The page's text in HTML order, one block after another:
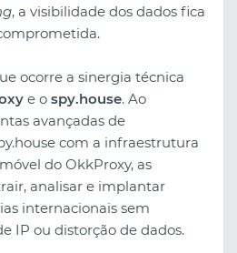
, a visibilidade dos dados fica
ocorre a sinergia técnica
e o spy.house. Ao
avançadas de
com a infraestrutura
do OkkProxy, as
analisar e implantar
internacionais sem
IP ou distorção de dados.